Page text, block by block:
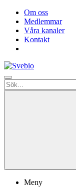
Om oss
Medlemmar
Våra kanaler
Kontakt
Meny